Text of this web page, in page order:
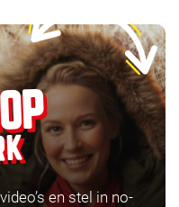
en stel in no-